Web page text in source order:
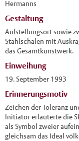
Hermanns
Gestaltung
Aufstellungsort sowie
Stahlschalen mit
das Gesamtkunstwerk.
Einweihung
19. September 1993
Erinnerungsmotiv
Zeichen der Toleranz
Initiator erläuterte die
als Symbol zweier
gleichsam das Ideal